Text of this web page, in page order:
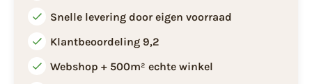
Snelle levering door eigen voorraad
Klantbeoordeling 9,2
Webshop + 500m² echte winkel